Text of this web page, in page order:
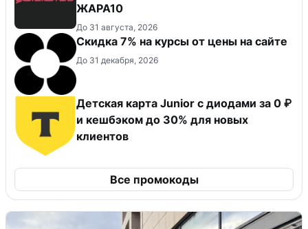
ЖАРА10
До 31 августа, 2026
Скидка 7% на курсы от цены на сайте
До 31 декабря, 2026
Детская карта Junior с диодами за 0 ₽
и кешбэком до 30% для новых
клиентов
Все промокоды